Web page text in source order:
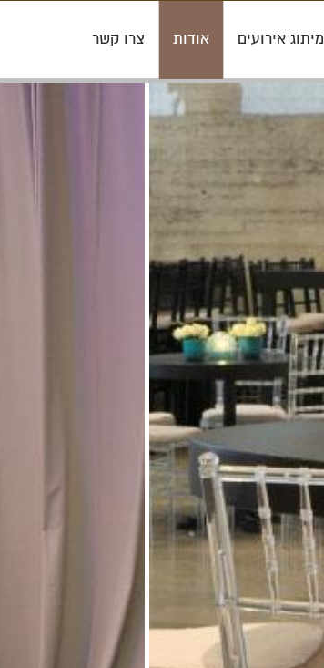
מיתוג אירועים אודות צרו קשר